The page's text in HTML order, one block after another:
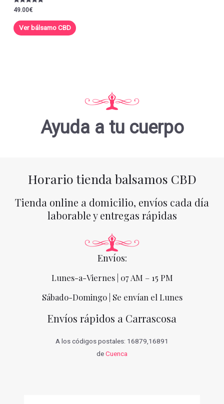
Valorado con
5.00
de 5
49.00€
Ver bálsamo CBD
Ayuda a tu cuerpo
Horario tienda balsamos CBD
Tienda online a domicilio, envíos cada día
laborable y entregas rápidas
Envíos:
Lunes-a-Viernes | 07 AM – 15 PM
Sábado-Domingo | Se envían el Lunes
Envíos rápidos a Carrascosa
A los códigos postales: 16879,16891
deCuenca